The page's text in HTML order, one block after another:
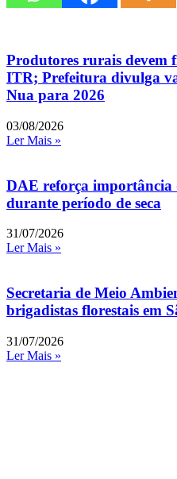
Produtores rurais devem
ITR; Prefeitura divulga
Nua para 2026
03/08/2026
Ler Mais »
DAE reforça importância
durante período de seca
31/07/2026
Ler Mais »
Secretaria de Meio
brigadistas florestais em
31/07/2026
Ler Mais »